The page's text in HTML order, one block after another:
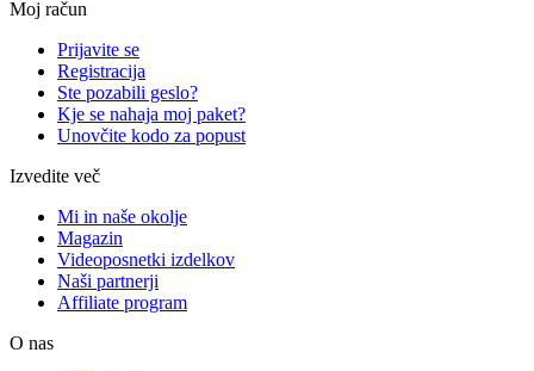
Moj račun
Prijavite se
Registracija
Ste pozabili geslo?
Kje se nahaja moj paket?
Unovčite kodo za popust
Izvedite več
Mi in naše okolje
Magazin
Videoposnetki izdelkov
Naši partnerji
Affiliate program
O nas